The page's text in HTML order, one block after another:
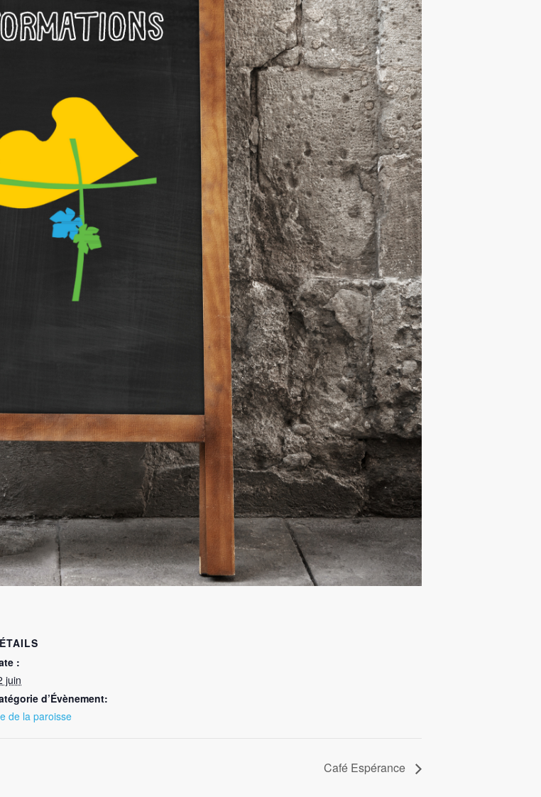
:
juin
d’Évènement:
de la paroisse
Café Espérance